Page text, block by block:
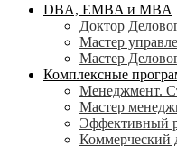
search
Menu
DBA, EMBA и MBA
Доктор
Мастер
Мастер
Комплексные
Менеджмент.
Мастер
Эффективный
Коммерческий